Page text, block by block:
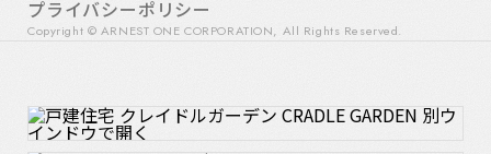
プライバシーポリシー
Copyright © ARNEST ONE CORPORATION, All Rights Reserved.